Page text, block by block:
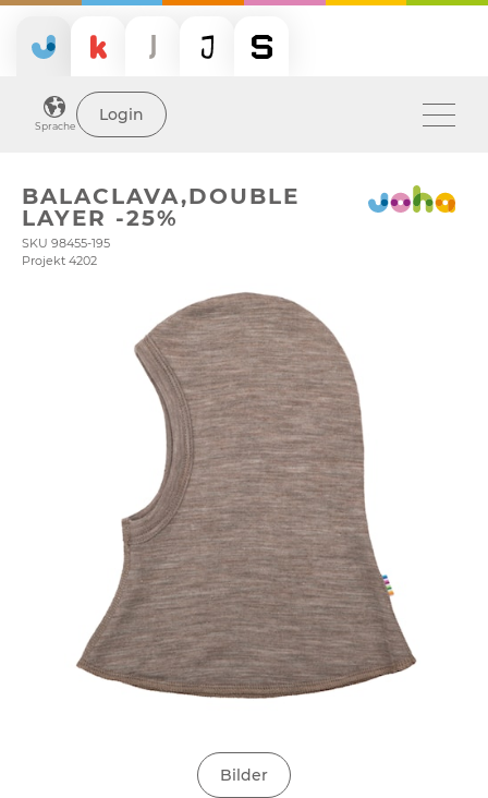
Sprache
Login
BALACLAVA,DOUBLE
LAYER -25%
SKU 98455-195
Projekt 4202
Bilder